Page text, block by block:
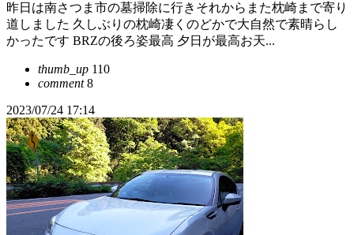
昨日は南さつま市の墓掃除に行きそれからまた枕崎まで寄り
道しました 久しぶりの枕崎凄くのどかで大自然で素晴らし
かったです BRZの後ろ姿最高 夕日が最高お天...
thumb_up 110
comment8
2023/07/24 17:14